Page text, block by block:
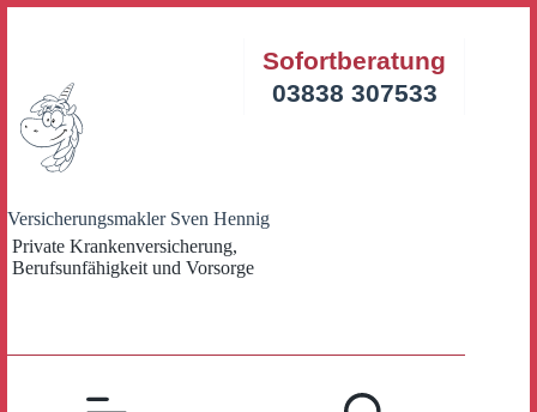
Versicherungsmakler Sven Hennig
Private Krankenversicherung,
Berufsunfähigkeit und Vorsorge
Sofortberatung
03838 307533